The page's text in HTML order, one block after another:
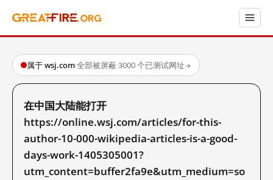
属于 wsj.com·全部被屏蔽·3000 个已测试网址→
在中国大陆能打开
https://online.wsj.com/articles/for-this-
author-10-000-wikipedia-articles-is-a-good-
days-work-1405305001?
utm_content=buffer2fa9e&utm_medium=so